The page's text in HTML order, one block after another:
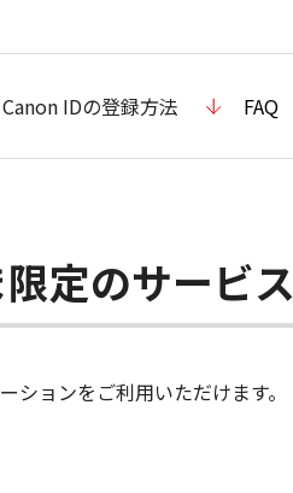
Canon IDの登録方法 FAQ
定のサービス
ションをご利用いただけます。